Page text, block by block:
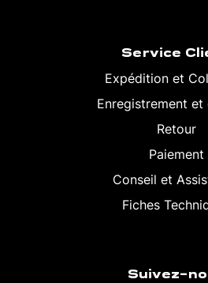
Service
Expédition et
Enregistrement et
Retour
Paiement
Conseil et
Fiches
Suivez-